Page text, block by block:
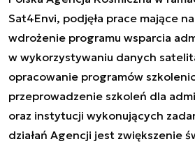
Sat4Envi, podjęła prace mające
wdrożenie programu wsparcia
w wykorzystywaniu danych
opracowanie programów
przeprowadzenie szkoleń dla
oraz instytucji wykonujących
działań Agencji jest zwiększenie